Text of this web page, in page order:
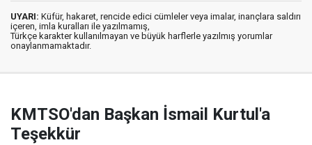
UYARI: Küfür, hakaret, rencide edici cümleler veya imalar, inançlara saldırı
içeren, imla kuralları ile yazılmamış,
Türkçe karakter kullanılmayan ve büyük harflerle yazılmış yorumlar
onaylanmamaktadır.
KMTSO'dan Başkan İsmail Kurtul'a
Teşekkür